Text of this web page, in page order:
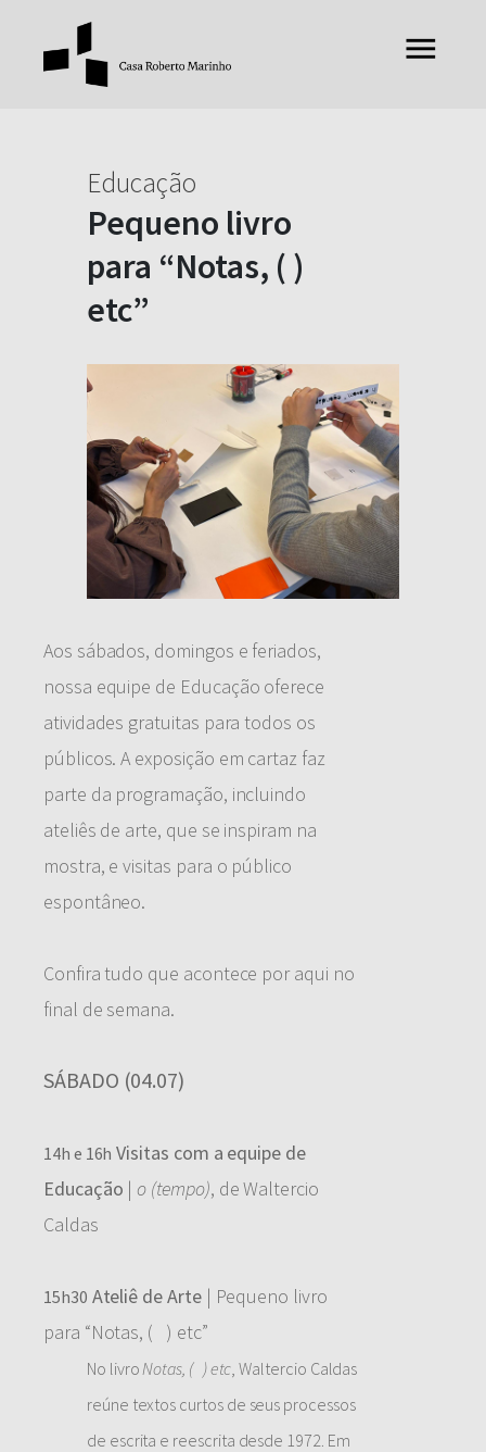
Educação
Pequeno livro
para “Notas, ( )
etc”
Aos sábados, domingos e feriados,
nossa equipe de Educação oferece
atividades gratuitas para todos os
públicos. A exposição em cartaz faz
parte da programação, incluindo
ateliês de arte, que se inspiram na
mostra, e visitas para o público
espontâneo.
Confira tudo que acontece por aqui no
final de semana.
SÁBADO (04.07)
14h e 16h Visitas com a equipe de
Educação | o (tempo), de Waltercio
Caldas
15h30 Ateliê de Arte| Pequeno livro
para “Notas, ( ) etc”
No livroNotas, ( ) etc, Waltercio Caldas
reúne textos curtos de seus processos
de escrita e reescrita desde 1972. Em